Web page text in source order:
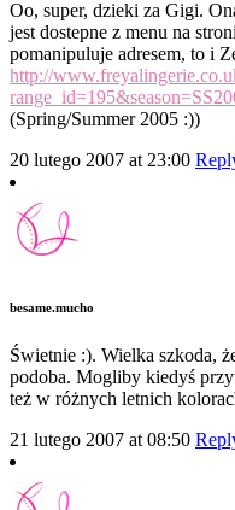
Oo, super, dzieki za Gigi.
jest dostepne z menu na
pomanipuluje adresem, to i
http://
(Spring/Summer 2005 :))
20 lutego 2007 at 23:00
besame.mucho
Świetnie :). Wielka szkoda,
podoba. Mogliby kiedyś
też w różnych letnich
21 lutego 2007 at 08:50